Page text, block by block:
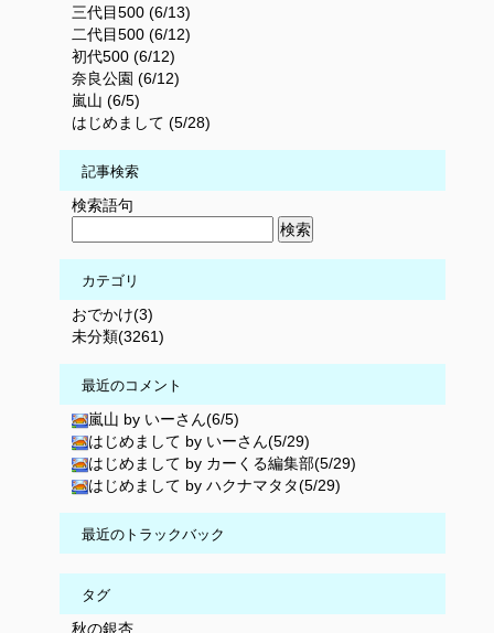
三代目500 (6/13)
二代目500 (6/12)
初代500 (6/12)
奈良公園 (6/12)
嵐山 (6/5)
はじめまして (5/28)
記事検索
検索語句
カテゴリ
おでかけ(3)
未分類(3261)
最近のコメント
嵐山 by いーさん(6/5)
はじめまして by いーさん(5/29)
はじめまして by カーくる編集部(5/29)
はじめまして by ハクナマタタ(5/29)
最近のトラックバック
タグ
秋の銀杏